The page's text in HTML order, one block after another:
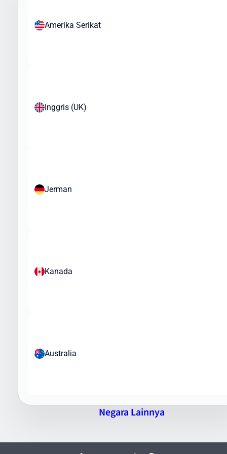
ada regulasi khusus yang perlu dipatuhi. Berikut jenis barang yang
Produk kesehatan (non-resep)
Barang yang Dibatasi atau Memerlukan Izin Khusus:
Obat-obatan terlarang
pengiriman barang ke Bosnia & Herzegovina dan memastikan
Keunggulan Pengiriman Barang ke Bosnia &
Herzegovina via Intrasia.id
Amerika Serikat
Inggris (UK)
Jerman
Kanada
Australia
Negara Lainnya